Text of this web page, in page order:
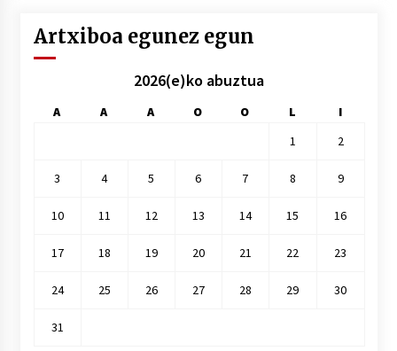
Artxiboa egunez egun
2026(e)ko abuztua
A A A O O L
I
1
2
3 4 5 6 7 8 9
10 11 12 13 14 15 16
17 18 19 20 21 22 23
24 25 26 27 28 29 30
31